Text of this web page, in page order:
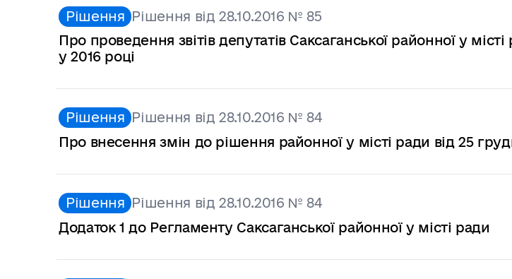
Рішення Рішення від 28.10.2016 № 85
Про проведення звітів депутатів Саксаганської районної у
у 2016 році
Рішення Рішення від 28.10.2016 № 84
Про внесення змін до рішення районної у місті ради від 25
Рішення Рішення від 28.10.2016 № 84
Додаток 1 до Регламенту Саксаганської районної у місті ради